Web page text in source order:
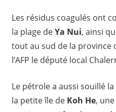
Les résidus coagulés ont
la plage deYa Nui, ainsi
tout au sud de la province
l’AFP le député local
Le pétrole a aussi souillé
la petite île de Koh He,